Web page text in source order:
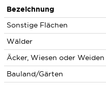
Bezeichnung
Sonstige Flächen
Wälder
Äcker, Wiesen oder Weiden
Bauland/Gärten